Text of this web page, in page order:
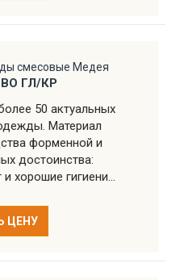
ГЛ/КР
50 актуальных
Материал
форменной и
достоинства:
хорошие гигиени...
ЦЕНУ